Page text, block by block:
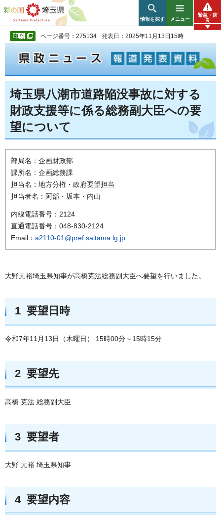
彩の国 埼玉県
情報を探す メニュー
緊急・防
災
ページ番号：275134 発表日：2025年11月13日15時
埼玉県八潮市道路陥没事故に対する
財政支援等に係る総務副大臣への要
望について
部局名：企画財政部
課所名：企画総務課
担当名：地方分権・政府要望担当
担当者名：阿部・坂本・内山
内線電話番号：2124
直通電話番号：048-830-2124
Email： a2110-01@pref.saitama.lg.jp
大野元裕埼玉県知事が高橋克法総務副大臣へ要望を行いました。
1 要望日時
令和7年11月13日（木曜日） 15時00分～15時15分
2 要望先
高橋 克法 総務副大臣
3 要望者
大野 元裕 埼玉県知事
4 要望内容